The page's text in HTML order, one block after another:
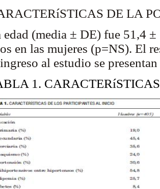
DE LA
edad (media ± DE) fue 51,4
en las mujeres (p=NS). El
al estudio se
1.